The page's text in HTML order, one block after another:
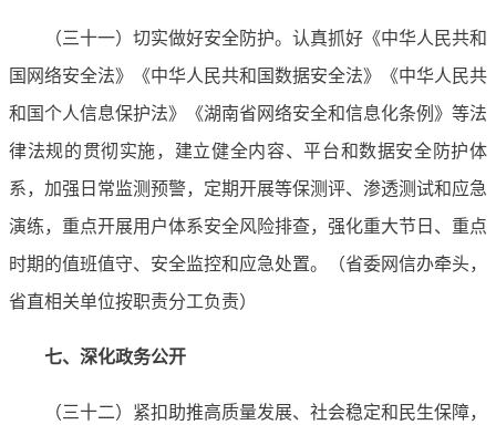
（三十一）切实做好安全防护。认真抓好《中华人民共和
国网络安全法》《中华人民共和国数据安全法》《中华人民共
和国个人信息保护法》《湖南省网络安全和信息化条例》等法
律法规的贯彻实施，建立健全内容、平台和数据安全防护体
系，加强日常监测预警，定期开展等保测评、渗透测试和应急
演练，重点开展用户体系安全风险排查，强化重大节日、重点
时期的值班值守、安全监控和应急处置。（省委网信办牵头，
省直相关单位按职责分工负责）
七、深化政务公开
（三十二）紧扣助推高质量发展、社会稳定和民生保障，